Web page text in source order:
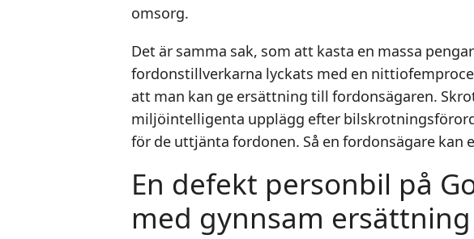
omsorg.
Det är samma sak, som att kasta en massa
fordonstillverkarna lyckats med en
att man kan ge ersättning till fordonsägaren.
miljöintelligenta upplägg efter
för de uttjänta fordonen. Så en fordonsägare kan
En defekt personbil på
med gynnsam ersättning